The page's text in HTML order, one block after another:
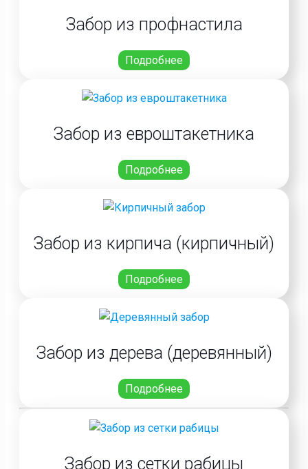
Забор из профнастила
Подробнее
Забор из евроштакетника
Подробнее
Забор из кирпича (кирпичный)
Подробнее
Забор из дерева (деревянный)
Подробнее
Забор из сетки рабицы